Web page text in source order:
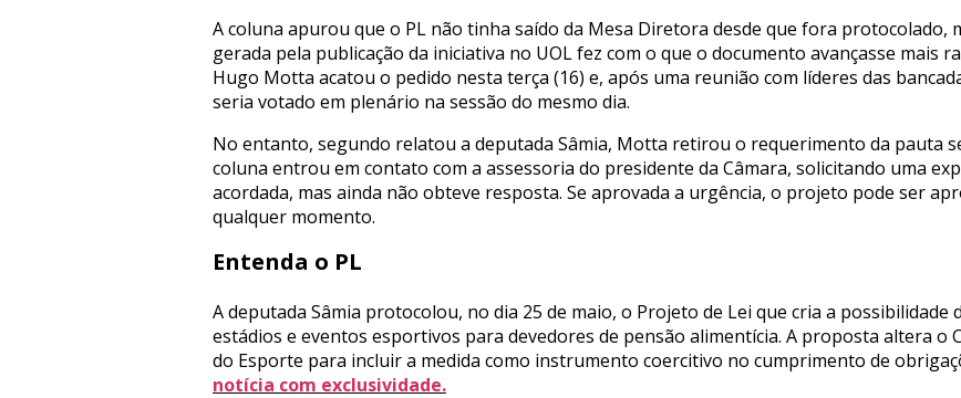
A coluna apurou que o PL não tinha saído da Mesa Diretora desde que fora protocolado,
gerada pela publicação da iniciativa no UOL fez com o que o documento avançasse mais
Hugo Motta acatou o pedido nesta terça (16) e, após uma reunião com líderes das
seria votado em plenário na sessão do mesmo dia.
No entanto, segundo relatou a deputada Sâmia, Motta retirou o requerimento da pauta
coluna entrou em contato com a assessoria do presidente da Câmara, solicitando uma
acordada, mas ainda não obteve resposta. Se aprovada a urgência, o projeto pode ser
qualquer momento.
Entenda o PL
A deputada Sâmia protocolou, no dia 25 de maio, o Projeto de Lei que cria a possibilidade
estádios e eventos esportivos para devedores de pensão alimentícia. A proposta altera o
do Esporte para incluir a medida como instrumento coercitivo no cumprimento de
notícia com exclusividade.